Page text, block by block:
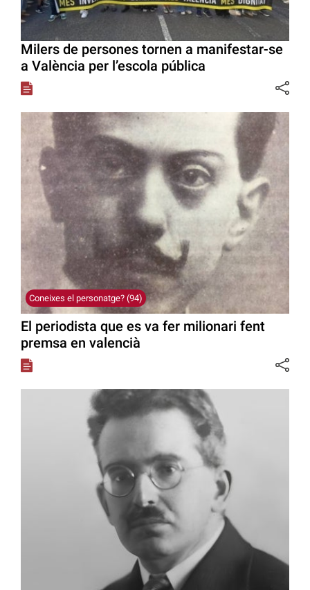
Milers de persones tornen a manifestar-se
a València per l’escola pública
Coneixes el personatge? (94)
El periodista que es va fer milionari fent
premsa en valencià